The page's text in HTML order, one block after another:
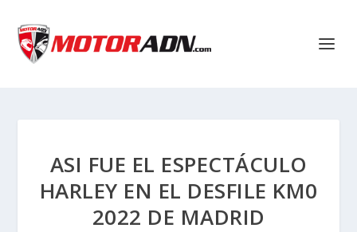
ASI FUE EL ESPECTÁCULO
HARLEY EN EL DESFILE KM0
2022 DE MADRID